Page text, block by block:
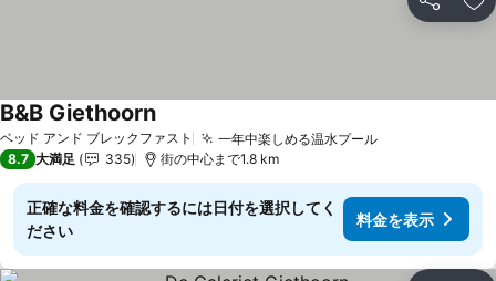
シェア お
ベッド アンド ブレックファスト 一年中楽しめる温水プール料金を表示
B&B Giethoorn料金を表示
8.7 大満足 335 街の中心まで1.8 km
正確な料金を確認するには日付を選択してく
ださい
料金を表示